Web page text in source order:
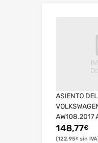
ASIENTO
AW108.2017
148,77€
122,95€